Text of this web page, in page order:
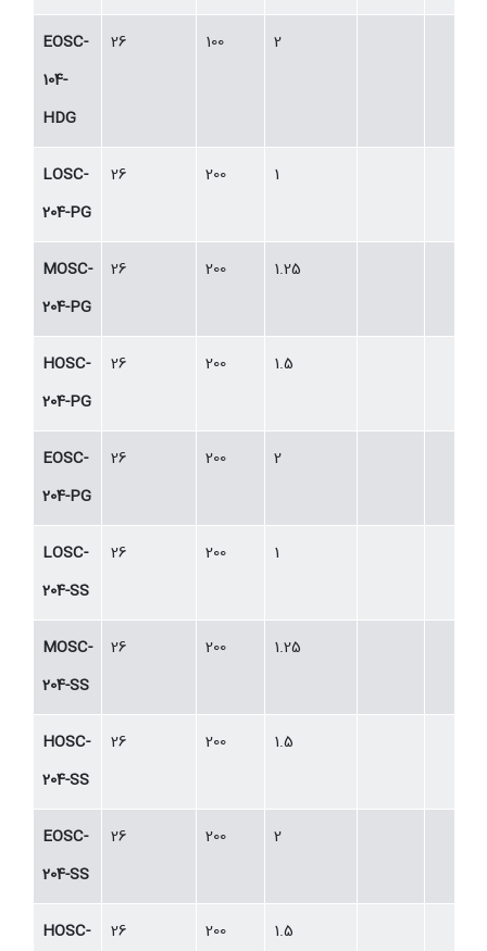
EOSC-
104-
HDG
26 100 2
LOSC-
204-PG
26 200 1
MOSC-
204-PG
26 200 1.25
HOSC-
204-PG
26 200 1.5
EOSC-
204-PG
26 200 2
LOSC-
204-SS
26 200 1
MOSC-
204-SS
26 200 1.25
HOSC-
204-SS
26 200 1.5
EOSC-
204-SS
26 200 2
HOSC-
26 200 1.5